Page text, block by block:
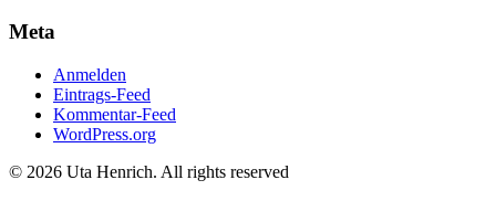
Meta
Anmelden
Eintrags-Feed
Kommentar-Feed
WordPress.org
© 2026 Uta Henrich. All rights reserved